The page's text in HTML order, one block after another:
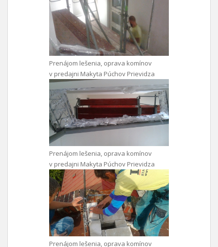
Prenájom lešenia, oprava komínov
v predajni Makyta Púchov Prievidza
Prenájom lešenia, oprava komínov
v predajni Makyta Púchov Prievidza
Prenájom lešenia, oprava komínov